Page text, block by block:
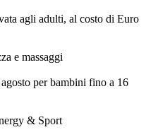
agli adulti, al costo di Euro
e massaggi
per bambini fino a 16
& Sport